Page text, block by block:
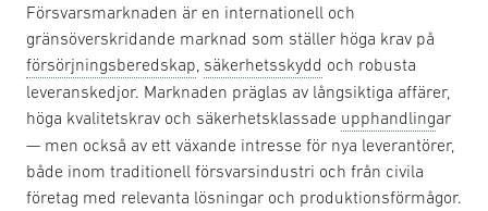
Försvarsmarknaden är en internationell och
gränsöverskridande marknad som ställer höga krav på
försörjningsberedskap säkerhetsskydd och robusta
leveranskedjor. Marknaden präglas av långsiktiga affärer,
höga kvalitetskrav och säkerhetsklassade upphandlingar
— men också av ett växande intresse för nya leverantörer,
både inom traditionell försvarsindustri och från civila
företag med relevanta lösningar och produktionsförmågor.